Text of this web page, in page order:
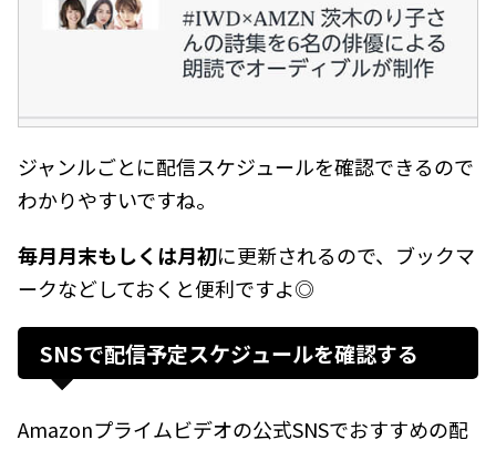
ジャンルごとに配信スケジュールを確認できるので
わかりやすいですね。
毎月月末もしくは月初に更新されるので、ブックマ
ークなどしておくと便利ですよ◎
SNSで配信予定スケジュールを確認する
Amazonプライムビデオの公式SNSでおすすめの配